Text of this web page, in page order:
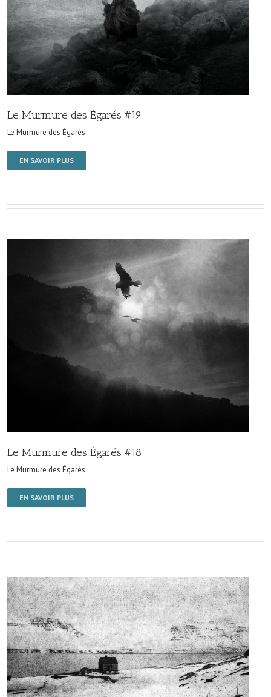
Le Murmure des Égarés #19
Le Murmure des Égarés
EN SAVOIR PLUS
Le Murmure des Égarés #18
Le Murmure des Égarés
EN SAVOIR PLUS